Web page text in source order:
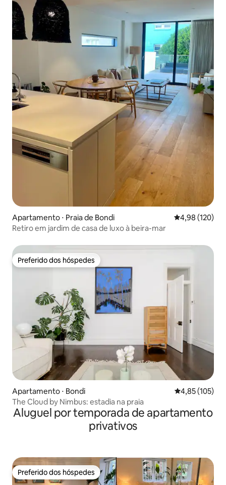
Apartamento ⋅ Praia de Bondi 4,98 de uma
4,98 (120)
Retiro em jardim de casa de luxo à beira-mar
Preferido dos hóspedes
Preferido dos hóspedes
Apartamento ⋅ Bondi 4,85 de uma
4,85 (105)
The Cloud by Nimbus: estadia na praia
Aluguel por temporada de apartamento
privativos
Preferido dos hóspedes
Preferido dos hóspedes